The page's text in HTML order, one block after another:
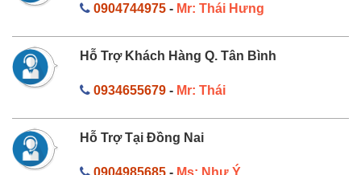
0904744975- Mr: Thái Hưng
Hỗ Trợ Khách Hàng Q. Tân Bình
0934655679- Mr: Thái
Hỗ Trợ Tại Đồng Nai
0904985685- Ms: Như Ý